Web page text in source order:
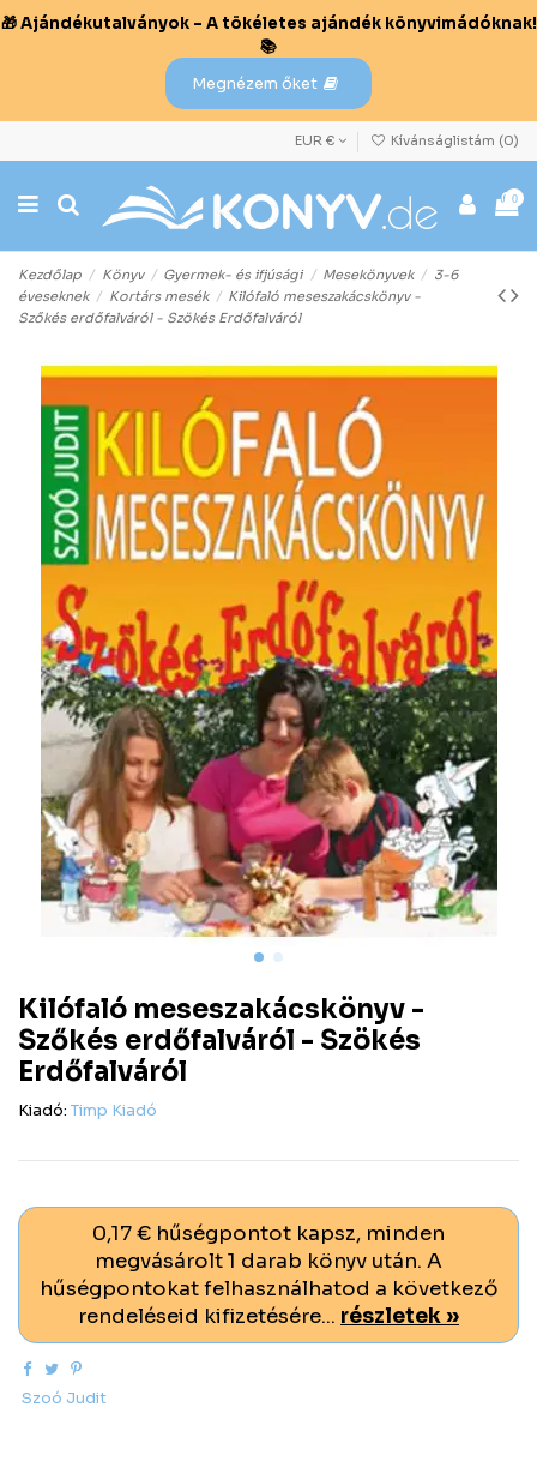
🎁 Ajándékutalványok – A tökéletes ajándék könyvimádóknak!
📚
Megnézem őket
EUR € Kívánságlistám (0)
0
Kezdőlap Könyv Gyermek- és ifjúsági Mesekönyvek
3-6
éveseknek
Kortárs mesék
Kilófaló meseszakácskönyv -
Szőkés erdőfalváról - Szökés Erdőfalváról
Kilófaló meseszakácskönyv -
Szőkés erdőfalváról - Szökés
Erdőfalváról
Kiadó: Timp Kiadó
0,17 € hűségpontot kapsz, minden
megvásárolt 1 darab könyv után. A
hűségpontokat felhasználhatod a következő
rendeléseid kifizetésére... részletek »
Szoó Judit